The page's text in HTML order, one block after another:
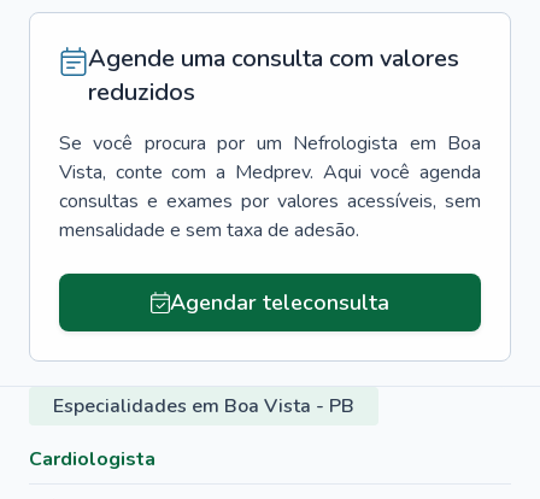
Agende uma consulta com valores
reduzidos
Se você procura por um Nefrologista em Boa
Vista, conte com a Medprev. Aqui você agenda
consultas e exames por valores acessíveis, sem
mensalidade e sem taxa de adesão.
Agendar teleconsulta
Especialidades em Boa Vista - PB
Cardiologista